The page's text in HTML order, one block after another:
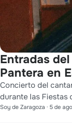
Entradas
Pantera en
Concierto del
durante las Fiestas
Soy de Zaragoza · 5 de